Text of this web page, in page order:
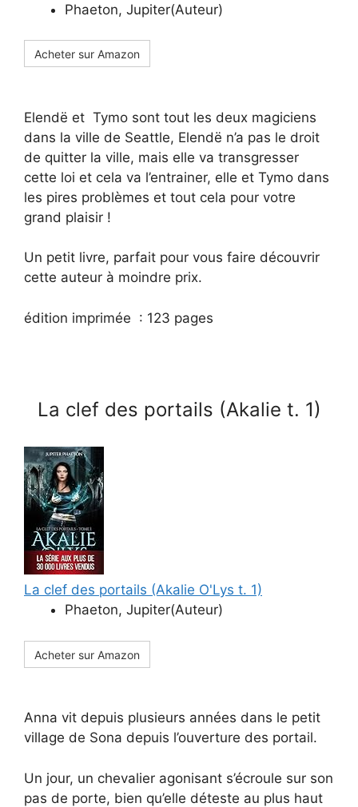
Phaeton, Jupiter(Auteur)
Acheter sur Amazon
Elendë et Tymo sont tout les deux magiciens
dans la ville de Seattle, Elendë n’a pas le droit
de quitter la ville, mais elle va transgresser
cette loi et cela va l’entrainer, elle et Tymo dans
les pires problèmes et tout cela pour votre
grand plaisir !
Un petit livre, parfait pour vous faire découvrir
cette auteur à moindre prix.
édition imprimée : 123 pages
La clef des portails (Akalie t. 1)
La clef des portails (Akalie O'Lys t. 1)
Phaeton, Jupiter(Auteur)
Acheter sur Amazon
Anna vit depuis plusieurs années dans le petit
village de Sona depuis l’ouverture des portail.
Un jour, un chevalier agonisant s’écroule sur son
pas de porte, bien qu’elle déteste au plus haut